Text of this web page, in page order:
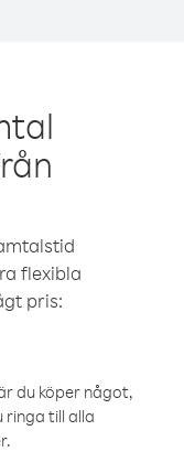
flexibla
pris:
du köper något,
ringa till alla